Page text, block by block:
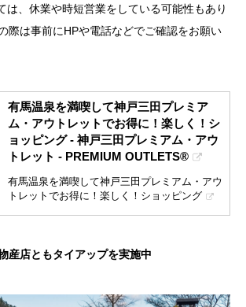
、休業や時短営業をしている可能性もあり
際は事前にHPや電話などでご確認をお願い
有馬温泉を満喫して神戸三田プレミア
ム・アウトレットでお得に！楽しく！シ
ョッピング - 神戸三田プレミアム・アウ
トレット - PREMIUM OUTLETS®
有馬温泉を満喫して神戸三田プレミアム・アウ
トレットでお得に！楽しく！ショッピング
産店ともタイアップを実施中